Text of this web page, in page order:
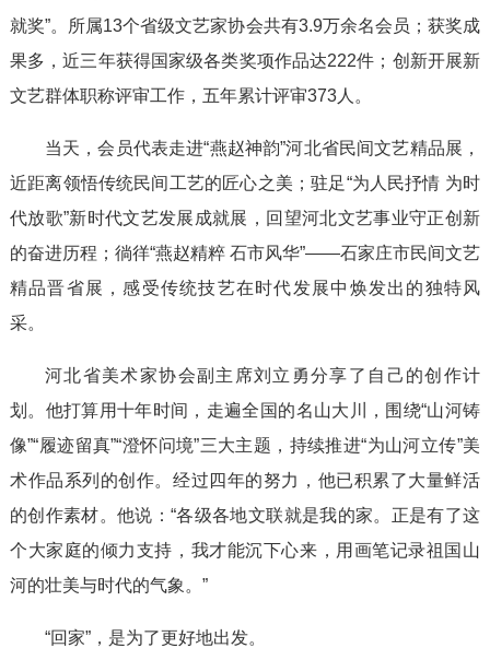
就奖”。所属13个省级文艺家协会共有3.9万余名会员；获奖成
果多，近三年获得国家级各类奖项作品达222件；创新开展新
文艺群体职称评审工作，五年累计评审373人。
当天，会员代表走进“燕赵神韵”河北省民间文艺精品展，
近距离领悟传统民间工艺的匠心之美；驻足“为人民抒情 为时
代放歌”新时代文艺发展成就展，回望河北文艺事业守正创新
的奋进历程；徜徉“燕赵精粹 石市风华”——石家庄市民间文艺
精品晋省展，感受传统技艺在时代发展中焕发出的独特风
采。
河北省美术家协会副主席刘立勇分享了自己的创作计
划。他打算用十年时间，走遍全国的名山大川，围绕“山河铸
像”“履迹留真”“澄怀问境”三大主题，持续推进“为山河立传”美
术作品系列的创作。经过四年的努力，他已积累了大量鲜活
的创作素材。他说：“各级各地文联就是我的家。正是有了这
个大家庭的倾力支持，我才能沉下心来，用画笔记录祖国山
河的壮美与时代的气象。”
“回家”，是为了更好地出发。